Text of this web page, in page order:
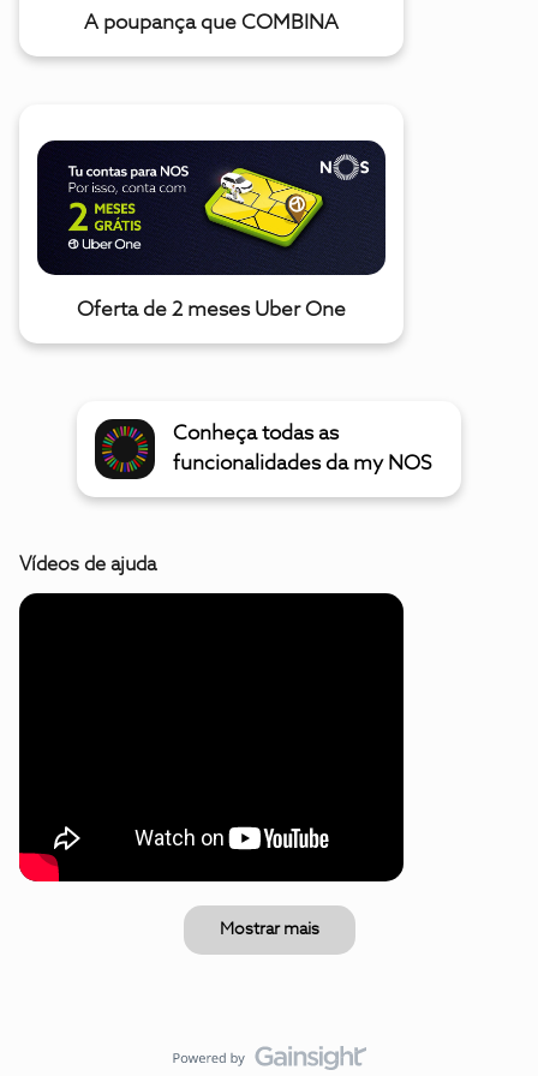
A poupança que COMBINA
Oferta de 2 meses Uber One
Conheça todas as
funcionalidades da my NOS
Vídeos de ajuda
Mostrar mais